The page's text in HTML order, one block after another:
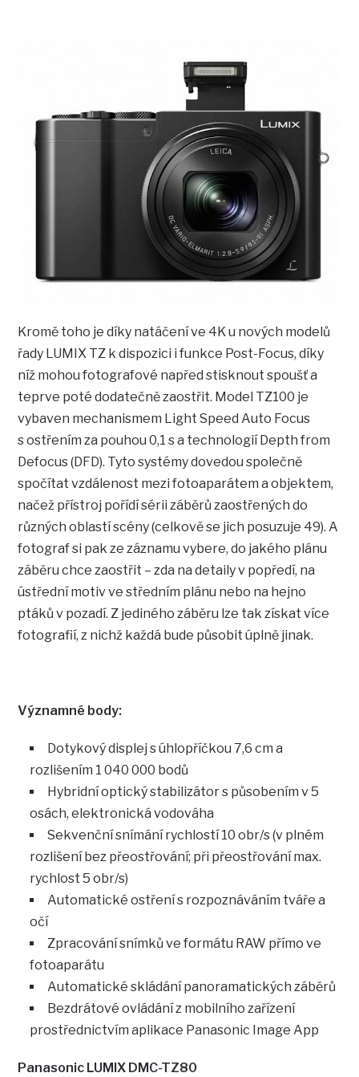
Kromě toho je díky natáčení ve 4K u nových modelů
řady LUMIX TZ k dispozici i funkce Post-Focus, díky
níž mohou fotografové napřed stisknout spoušť a
teprve poté dodatečně zaostřit. Model TZ100 je
vybaven mechanismem Light Speed Auto Focus
s ostřením za pouhou 0,1 s a technologií Depth from
Defocus (DFD). Tyto systémy dovedou společně
spočítat vzdálenost mezi fotoaparátem a objektem,
načež přístroj pořídí sérii záběrů zaostřených do
různých oblastí scény (celkově se jich posuzuje 49). A
fotograf si pak ze záznamu vybere, do jakého plánu
záběru chce zaostřit – zda na detaily v popředí, na
ústřední motiv ve středním plánu nebo na hejno
ptáků v pozadí. Z jediného záběru lze tak získat více
fotografií, z nichž každá bude působit úplně jinak.
Významné body:
Dotykový displej s úhlopříčkou 7,6 cm a
rozlišením 1 040 000 bodů
Hybridní optický stabilizátor s působením v 5
osách, elektronická vodováha
Sekvenční snímání rychlostí 10 obr/s (v plném
rozlišení bez přeostřování; při přeostřování max.
rychlost 5 obr/s)
Automatické ostření s rozpoznáváním tváře a
očí
Zpracování snímků ve formátu RAW přímo ve
fotoaparátu
Automatické skládání panoramatických záběrů
Bezdrátové ovládání z mobilního zařízení
prostřednictvím aplikace Panasonic Image App
Panasonic LUMIX DMC-TZ80